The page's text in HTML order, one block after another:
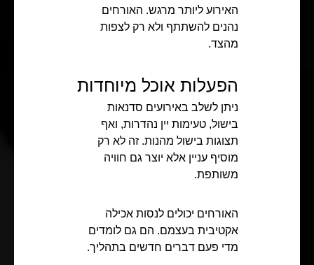
האירוע ליותר מרגש. האורחים
נהנים להשתתף ולא רק לצפות
מהצד.
הפעלות אוכל מיוחדות
ניתן לשלב באירועים סדנאות
בישול, טעימות יין נהדרות, ואף
תצוגות בישול מהנות. זה לא רק
מוסיף עניין אלא יוצר גם חוויה
משותפת.
האורחים יכולים לנסות אכילה
אקטיבית בעצמם. הם גם לומדים
מדי פעם דברים חדשים בתהליך.